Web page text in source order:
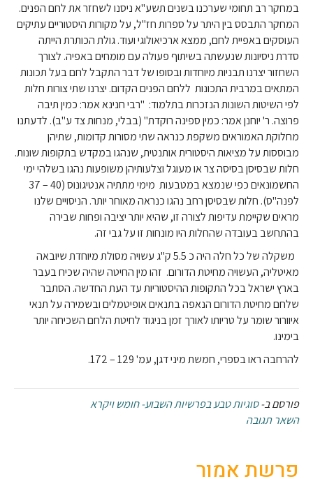
במחקר רב תחומי שערכנו בשנים תשע"א ניסנו לשחזר את לחם הפנים.
המחקר התבסס בין היתר על ספרות חז"ל, על מקורות היסטוריים עתיקים
העוסקים באפיית לחם, ממצא ארכיאולוגי ועוד. גולת הכותרת הייתה
סדרת ניסיונות שנעשתה בשיתוף פעולה עם מומחים באפיה. לצורך
השחזור יצרנו תבניות מיוחדות ובסופו של דבר התקבל לחם בעל תכונות
המתאים במרבית התכונות ללחם הפנים הקדום. יצרנו שתי צורות חלות
לפי השיטות השונות הנזכרות בתלמוד: "רבי חנינא אמר: כמין תיבה
פרוצה. ר' יוחנן אמר: כמין ספינה רוקדת" (בבלי, מנחות צד ע"ב). לדעתנו
מחלוקת האמוראים משקפת כנראה שתי מסורות קדומות, שתיהן
מבוססות על מציאות היסטורית אותנטית, שנהגו במקדש בתקופות שונות.
חלות שבסיסן בסיסה צר או מעוגל וצלעותיהן משופעות נהגו בשלהי ימי
החשמונאים כפי שנמצא במטבעות מימי מתתיה אנטיגונוס (40 – 37
לפנה"ס). חלות שבסיסן רחב נהגו כנראה מאוחר יותר. הניסויים שלנו
מראים שקיימת עדיפות לצורה זו, שהיא יותר יציבה ופחות שבירה
בהתחשב בעובדה שהחלות היו מונחות זו על גבי זה.
משקלה של כל חלה היה כ 5.5 ק"ג עשויה מסולת מיוחדת שיובאה
מאיטליה, העשויה מחיטת הדורום. זהו מין החיטה שהיה שכיח בעבר
בארץ ישראל בכל התקופות ההיסטוריות עד העת החדשה. הסתבר
שלחם מחיטת הדורום הנאפה בתנאים אופיטמלים ובשמירה על תנאי
איוורור שומר על טריותו לאורך זמן בניגוד לחיטת הלחם השכיחה יותר
בימינו.
להרחבה ראו בספרי, חמשת מיני דגן, עמ' 129 – 172.
פורסם ב-סוגיות טבע בפרשיות השבוע- חומש ויקרא
השאר תגובה
פרשת אמור